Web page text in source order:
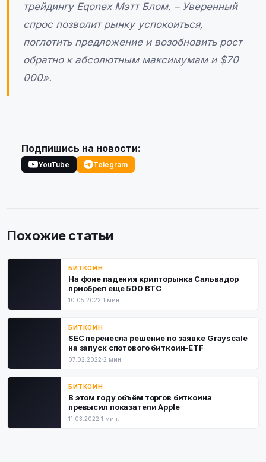
трейдингу Eqonex Мэтт Блом. – Уверенный
спрос позволит рынку успокоиться,
поглотить предложение и возобновить рост
обратно к абсолютным максимумам и $70
000».
Подпишись на новости:
YouTube Telegram
Похожие статьи
БИТКОИН
На фоне падения крипторынка Сальвадор
приобрел еще 500 BTC
10.05.2022·1 мин.
БИТКОИН
SEC перенесла решение по заявке Grayscale
на запуск спотового биткоин-ETF
07.02.2022·2 мин.
БИТКОИН
B этoм гoду oбъём тopгoв биткoинa
пpeвыcил пoкaзaтeли Apple
11.03.2022·1 мин.